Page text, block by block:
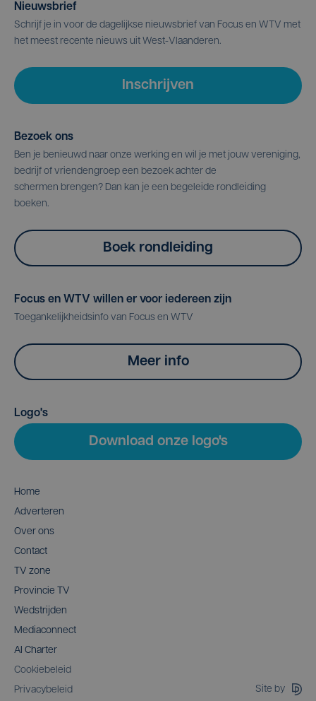
Nieuwsbrief
Schrijf je in voor de dagelijkse nieuwsbrief van Focus en WTV met
het meest recente nieuws uit West-Vlaanderen.
Inschrijven
Bezoek ons
Ben je benieuwd naar onze werking en wil je met jouw vereniging,
bedrijf of vriendengroep een bezoek achter de
schermen brengen? Dan kan je een begeleide rondleiding
boeken.
Boek rondleiding
Focus en WTV willen er voor iedereen zijn
Toegankelijkheidsinfo van Focus en WTV
Meer info
Logo's
Download onze logo's
Home
Adverteren
Over ons
Contact
TV zone
Provincie TV
Wedstrijden
Mediaconnect
AI Charter
Cookiebeleid
Privacybeleid
Site by